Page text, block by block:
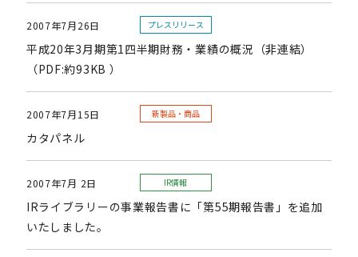
2007年7月26日 プレスリリース
平成20年3月期第1四半期財務・業績の概況（非連結）
（PDF:約93KB ）
2007年7月15日 新製品・商品
カタパネル
2007年7月 2日 IR情報
IRライブラリーの事業報告書に「第55期報告書」を追加
いたしました。